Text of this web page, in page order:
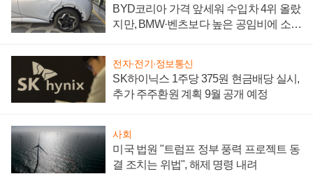
BYD코리아 가격 앞세워 수입차 4위 올랐
지만, BMW·벤츠보다 높은 공임비에 소비
전자·전기·정보통신
SK하이닉스 1주당 375원 현금배당 실시,
추가 주주환원 계획 9월 공개 예정
사회
미국 법원 "트럼프 정부 풍력 프로젝트 동
결 조치는 위법", 해제 명령 내려